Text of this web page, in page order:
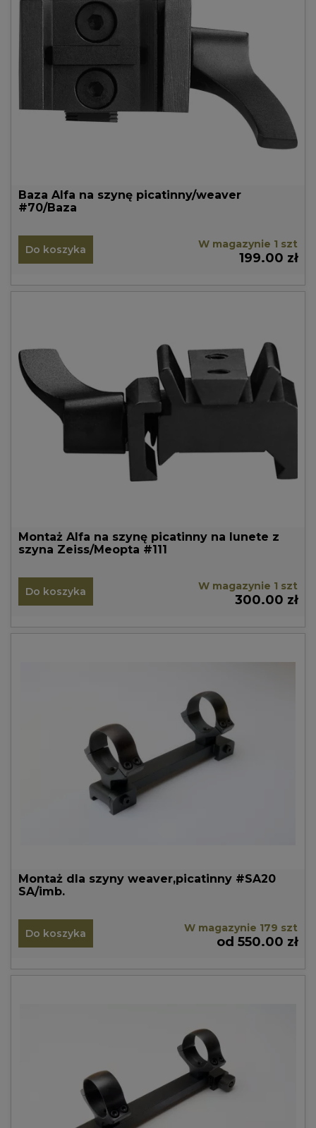
Baza Alfa na szynę picatinny/weaver
#70/Baza
Do koszyka W magazynie 1 szt
199.00 zł
Montaż Alfa na szynę picatinny na lunete z
szyna Zeiss/Meopta #111
Do koszyka W magazynie 1 szt
300.00 zł
Montaż dla szyny weaver,picatinny #SA20
SA/imb.
Do koszyka W magazynie 179 szt
od 550.00 zł